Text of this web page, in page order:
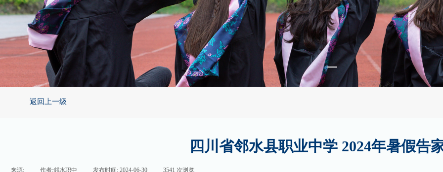
返回上一级
四川省邻水县职业中学 2024年暑假告
来源: 作者:邻水职中 发布时间: 2024-06-30 3541 次浏览